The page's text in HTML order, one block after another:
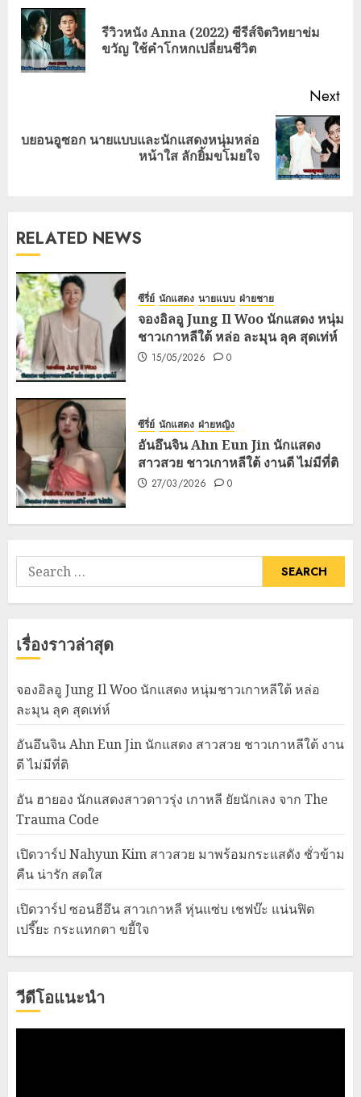
navigationรีวิวหนัง Anna (2022) ซีรีส์จิตวิทยาข่ม
ขวัญ ใช้คำโกหกเปลี่ยนชีวิต
Next
Next
บยอนอูซอก นายแบบและนักแสดงหนุ่มหล่อ
หน้าใส ลักยิ้มขโมยใจ
RELATED NEWS
ซีรี่ย์ นักแสดง นายแบบ ฝ่ายชาย
จองอิลอู Jung Il Woo นักแสดง หนุ่ม
ชาวเกาหลีใต้ หล่อ ละมุน ลุค สุดเท่ห์
15/05/2026 0
ซีรี่ย์ นักแสดง ฝ่ายหญิง
อันอึนจิน Ahn Eun Jin นักแสดง
สาวสวย ชาวเกาหลีใต้ งานดี ไม่มีที่ติ
27/03/2026 0
Search
for:
เรื่องราวล่าสุด
จองอิลอู Jung Il Woo นักแสดง หนุ่มชาวเกาหลีใต้ หล่อ
ละมุน ลุค สุดเท่ห์
อันอึนจิน Ahn Eun Jin นักแสดง สาวสวย ชาวเกาหลีใต้ งาน
ดี ไม่มีที่ติ
อัน ฮายอง นักแสดงสาวดาวรุ่ง เกาหลี ยัยนักเลง จาก The
Trauma Code
เปิดวาร์ป Nahyun Kim สาวสวย มาพร้อมกระแสดัง ชั่วข้าม
คืน น่ารัก สดใส
เปิดวาร์ป ซอนฮีอึน สาวเกาหลี หุ่นแซ่บ เชฟบ๊ะ แน่นฟิต
เปรี๊ยะ กระแทกตา ขยี้ใจ
วีดีโอแนะนำ